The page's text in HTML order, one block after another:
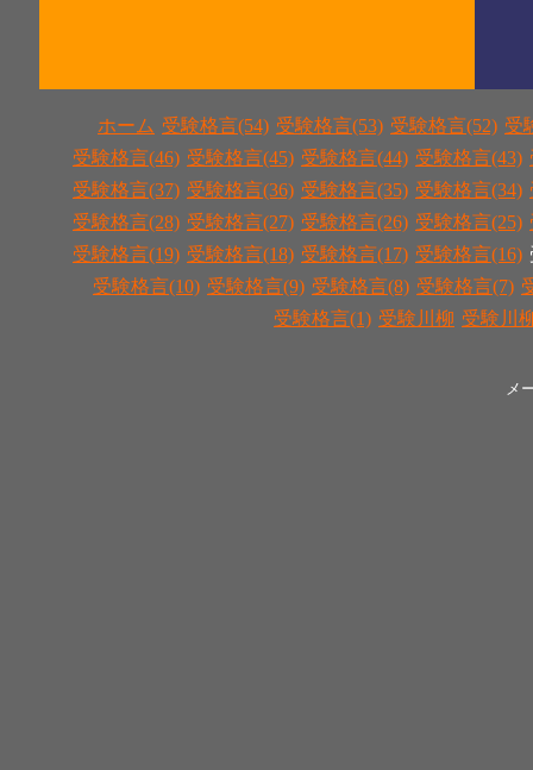
ホーム 受験格言(54) 受験格言(53) 受験格言(52) 受
受験格言(46) 受験格言(45) 受験格言(44) 受験格言(43)
受験格言(37) 受験格言(36) 受験格言(35) 受験格言(34)
受験格言(28) 受験格言(27) 受験格言(26) 受験格言(25)
受験格言(19) 受験格言(18) 受験格言(17) 受験格言(16)
受験格言(10) 受験格言(9) 受験格言(8) 受験格言(7)
受験格言(1) 受験川柳 受験川
メ